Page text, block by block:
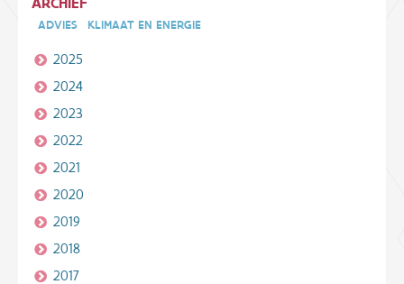
ADVIES KLIMAAT EN ENERGIE
2025
2024
2023
2022
2021
2020
2019
2018
2017